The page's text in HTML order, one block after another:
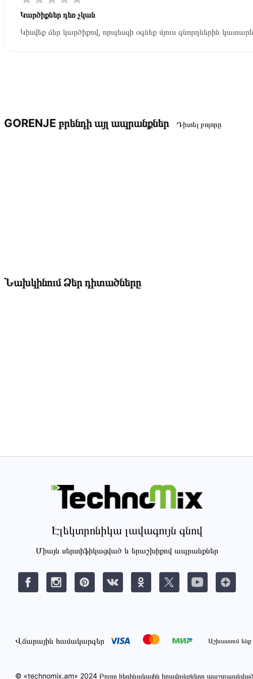
Կարծիքներ դեռ չկան
Կիսվեք ձեր կարծիքով, որպեսզի օգնեք մյուս գնորդներին
GORENJE բրենդի այլ ապրանքներ Դիտել բոլորը
Նախկինում Ձեր դիտածները
Էլեկտրոնիկա լավագույն գնով
Միայն սերտիֆիկացված և երաշխիքով ապրանքներ
Վճարային համակարգեր Աշխատում ենք
© «technomix.am» 2024 Բոլոր հեղինակային իրավունքները